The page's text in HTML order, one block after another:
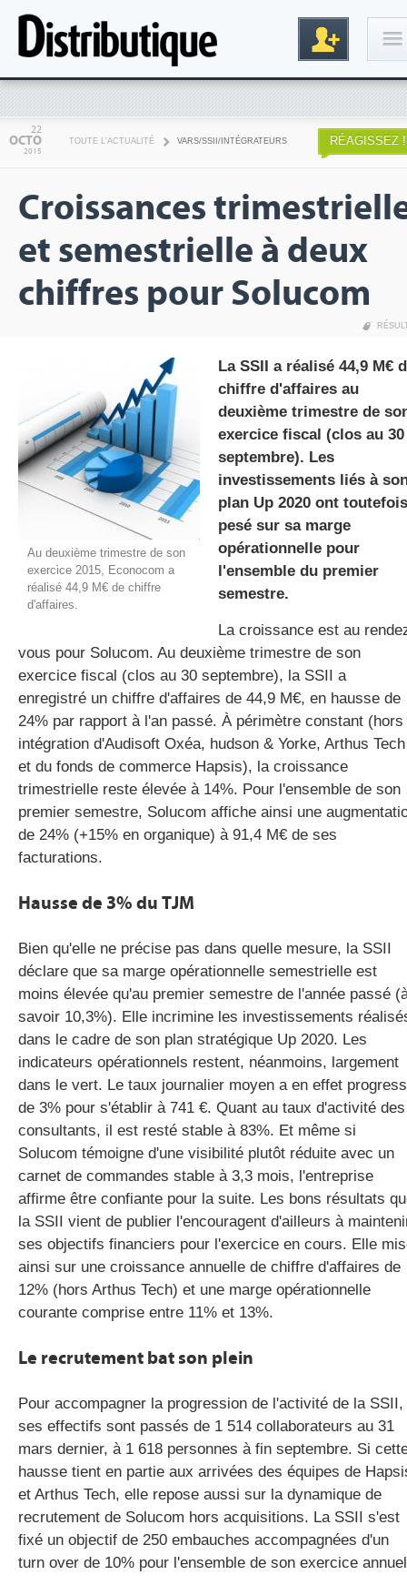
Inscription
gratuite
22
OCTO
2015
TOUTE L'ACTUALITÉ VARS/SSII/INTÉGRATEURS RÉAGISSEZ !
Croissances
et semestrielle à deux
chiffres pour Solucom
Au deuxième trimestre de son
exercice 2015, Econocom a
réalisé 44,9 M€ de chiffre
d'affaires.
La SSII a réalisé 44,9 M€
chiffre d'affaires au
deuxième trimestre de
exercice fiscal (clos au 30
septembre). Les
investissements liés à
plan Up 2020 ont toutefois
pesé sur sa marge
opérationnelle pour
l'ensemble du premier
semestre.
La croissance est au
vous pour Solucom. Au deuxième trimestre de son
exercice fiscal (clos au 30 septembre), la SSII a
enregistré un chiffre d'affaires de 44,9 M€, en hausse de
24% par rapport à l'an passé. À périmètre constant (hors
intégration d'Audisoft Oxéa, hudson & Yorke, Arthus Tech
et du fonds de commerce Hapsis), la croissance
trimestrielle reste élevée à 14%. Pour l'ensemble de son
premier semestre, Solucom affiche ainsi une
de 24% (+15% en organique) à 91,4 M€ de ses
facturations.
Hausse de 3% du TJM
Bien qu'elle ne précise pas dans quelle mesure, la SSII
déclare que sa marge opérationnelle semestrielle est
moins élevée qu'au premier semestre de l'année passé
savoir 10,3%). Elle incrimine les investissements
dans le cadre de son plan stratégique Up 2020. Les
indicateurs opérationnels restent, néanmoins, largement
dans le vert. Le taux journalier moyen a en effet
de 3% pour s'établir à 741 €. Quant au taux d'activité des
consultants, il est resté stable à 83%. Et même si
Solucom témoigne d'une visibilité plutôt réduite avec un
carnet de commandes stable à 3,3 mois, l'entreprise
affirme être confiante pour la suite. Les bons résultats
la SSII vient de publier l'encouragent d'ailleurs à
ses objectifs financiers pour l'exercice en cours. Elle
ainsi sur une croissance annuelle de chiffre d'affaires de
12% (hors Arthus Tech) et une marge opérationnelle
courante comprise entre 11% et 13%.
Le recrutement bat son plein
Pour accompagner la progression de l'activité de la SSII,
ses effectifs sont passés de 1 514 collaborateurs au 31
mars dernier, à 1 618 personnes à fin septembre. Si
hausse tient en partie aux arrivées des équipes de
et Arthus Tech, elle repose aussi sur la dynamique de
recrutement de Solucom hors acquisitions. La SSII s'est
fixé un objectif de 250 embauches accompagnées d'un
turn over de 10% pour l'ensemble de son exercice